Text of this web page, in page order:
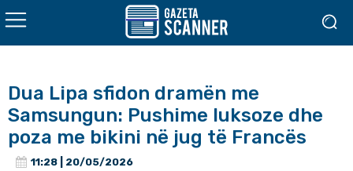
Dua Lipa sfidon dramën me
Samsungun: Pushime luksoze dhe
poza me bikini në jug të Francës
11:28 | 20/05/2026